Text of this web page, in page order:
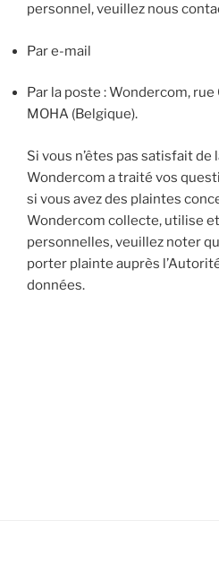
personnel, veuillez nous
Par e-mail
Par la poste : Wondercom,
MOHA (Belgique).
Si vous n’êtes pas satisfait de
Wondercom a traité vos
si vous avez des plaintes
Wondercom collecte, utilise
personnelles, veuillez noter
porter plainte auprès
données.